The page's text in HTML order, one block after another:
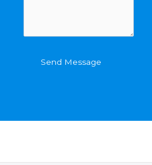
t
s
Send Message